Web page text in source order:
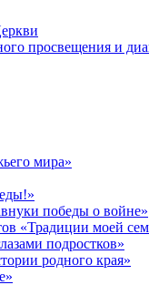
просвещения и
мира»
победы о войне»
«Традиции моей
подростков»
родного края»